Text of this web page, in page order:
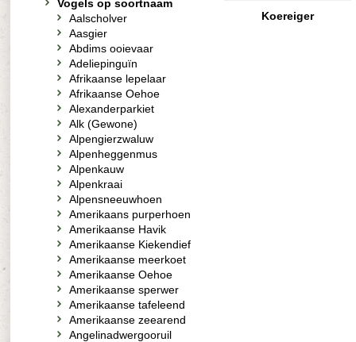
Koereiger
Vogels op soortnaam
Aalscholver
Aasgier
Abdims ooievaar
Adeliepinguïn
Afrikaanse lepelaar
Afrikaanse Oehoe
Alexanderparkiet
Alk (Gewone)
Alpengierzwaluw
Alpenheggenmus
Alpenkauw
Alpenkraai
Alpensneeuwhoen
Amerikaans purperhoen
Amerikaanse Havik
Amerikaanse Kiekendief
Amerikaanse meerkoet
Amerikaanse Oehoe
Amerikaanse sperwer
Amerikaanse tafeleend
Amerikaanse zeearend
Angelinadwergooruil